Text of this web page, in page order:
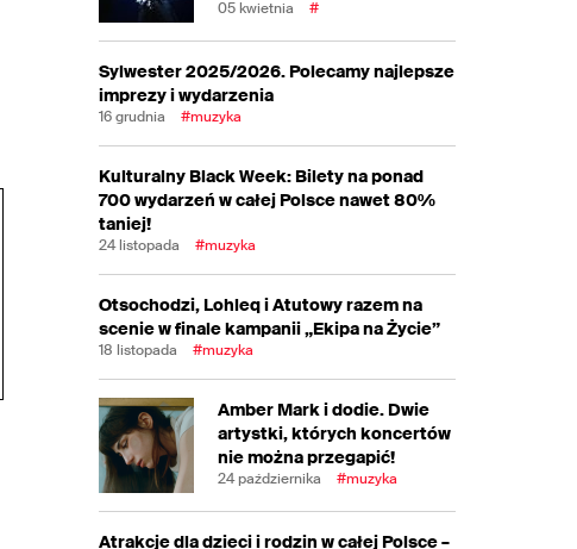
05 kwietnia #
Sylwester 2025/2026. Polecamy najlepsze
imprezy i wydarzenia
16 grudnia #muzyka
Kulturalny Black Week: Bilety na ponad
700 wydarzeń w całej Polsce nawet 80%
taniej!
24 listopada #muzyka
Otsochodzi, Lohleq i Atutowy razem na
scenie w finale kampanii „Ekipa na Życie”
18 listopada #muzyka
Amber Mark i dodie. Dwie
artystki, których koncertów
nie można przegapić!
24 października #muzyka
Atrakcje dla dzieci i rodzin w całej Polsce –